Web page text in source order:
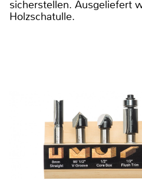
sicherstellen. Ausgeliefert
Holzschatulle.